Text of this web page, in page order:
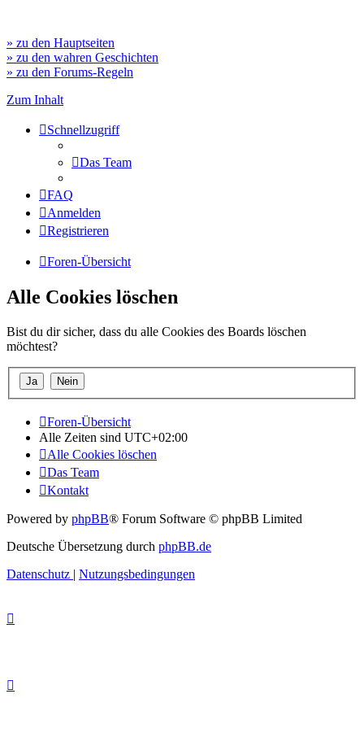
» zu den Hauptseiten
» zu den wahren Geschichten
» zu den Forums-Regeln
Zum Inhalt
Schnellzugriff
Das Team
FAQ
Anmelden
Registrieren
Foren-Übersicht
Alle Cookies löschen
Bist du dir sicher, dass du alle Cookies des Boards löschen
möchtest?
Foren-Übersicht
Alle Zeiten sind UTC+02:00
Alle Cookies löschen
Das Team
Kontakt
Powered by phpBB® Forum Software © phpBB Limited
Deutsche Übersetzung durch phpBB.de
Datenschutz | Nutzungsbedingungen